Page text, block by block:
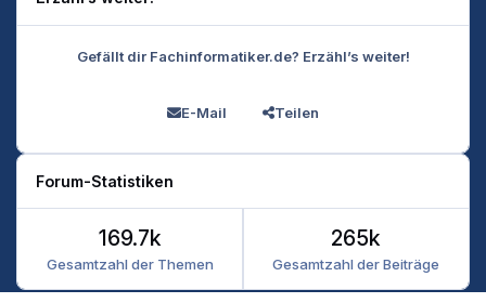
Gefällt dir Fachinformatiker.de? Erzähl’s weiter!
E-Mail Teilen
Forum-Statistiken
Gesamtzahl der Themen
169.7k
Gesamtzahl der Beiträge
265k